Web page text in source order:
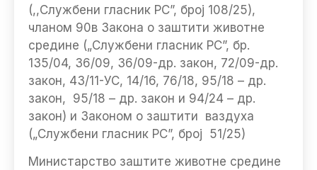
(,,Службени гласник РС”, број 108/25),
чланом 90в Закона о заштити животне
средине („Службени гласник РС”, бр.
135/04, 36/09, 36/09-др. закон, 72/09-др.
закон, 43/11-УС, 14/16, 76/18, 95/18 – др.
закон, 95/18 – др. закон и 94/24 – др.
закон) и Законом о заштити ваздуха
(„Службени гласник РС”, број 51/25)
Министарство заштите животне средине